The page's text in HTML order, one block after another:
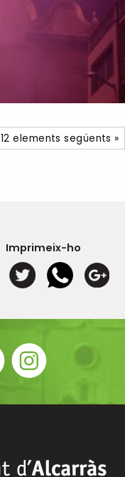
12 elements següents »
Imprimeix-ho